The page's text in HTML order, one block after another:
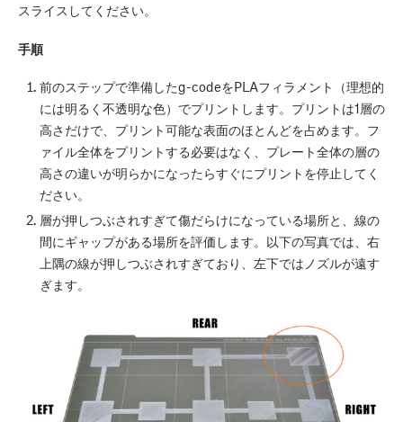
スライスしてください。
手順
前のステップで準備したg-codeをPLAフィラメント（理想的
には明るく不透明な色）でプリントします。プリントは1層の
高さだけで、プリント可能な表面のほとんどを占めます。フ
ァイル全体をプリントする必要はなく、プレート全体の層の
高さの違いが明らかになったらすぐにプリントを停止してく
ださい。
層が押しつぶされすぎて傷だらけになっている場所と、線の
間にギャップがある場所を評価します。以下の写真では、右
上隅の線が押しつぶされすぎており、左下ではノズルが遠す
ぎます。